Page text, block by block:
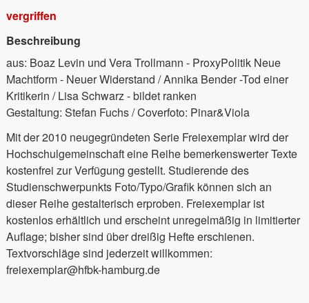
vergriffen
Beschreibung
aus: Boaz Levin und Vera Trollmann - ProxyPolitik Neue
Machtform - Neuer Widerstand / Annika Bender -Tod einer
Kritikerin / Lisa Schwarz - bildet ranken
Gestaltung: Stefan Fuchs / Coverfoto: Pinar&Viola
Mit der 2010 neugegründeten Serie Freiexemplar wird der
Hochschulgemeinschaft eine Reihe bemerkenswerter Texte
kostenfrei zur Verfügung gestellt. Studierende des
Studienschwerpunkts Foto/Typo/Grafik können sich an
dieser Reihe gestalterisch erproben. Freiexemplar ist
kostenlos erhältlich und erscheint unregelmäßig in limitierter
Auflage; bisher sind über dreißig Hefte erschienen.
Textvorschläge sind jederzeit willkommen:
freiexemplar@hfbk-hamburg.de